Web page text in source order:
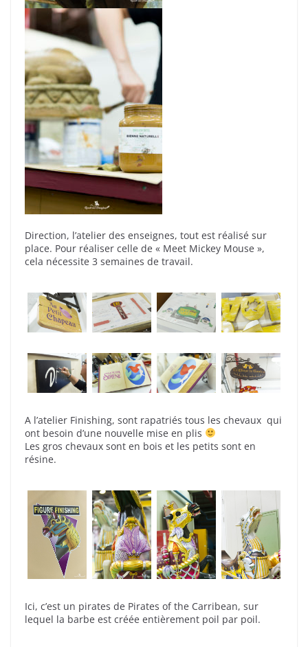
Direction, l’atelier des enseignes, tout est réalisé sur
place. Pour réaliser celle de « Meet Mickey Mouse »,
cela nécessite 3 semaines de travail.
A l’atelier Finishing, sont rapatriés tous les chevaux qui
ont besoin d’une nouvelle mise en plis
Les gros chevaux sont en bois et les petits sont en
résine.
Ici, c’est un pirates de Pirates of the Carribean, sur
lequel la barbe est créée entièrement poil par poil.